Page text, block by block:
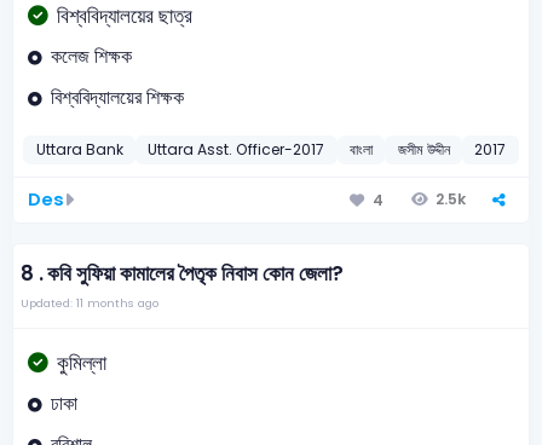
বিশ্ববিদ্যালয়ের ছাত্র
কলেজ শিক্ষক
বিশ্ববিদ্যালয়ের শিক্ষক
Uttara Bank Uttara Asst. Officer-2017 বাংলা জসীম উদ্দীন 2017
Des 4 2.5k
8 .কবি সুফিয়া কামালের পৈতৃক নিবাস কোন জেলা?
Updated: 11 months ago
কুমিল্লা
ঢাকা